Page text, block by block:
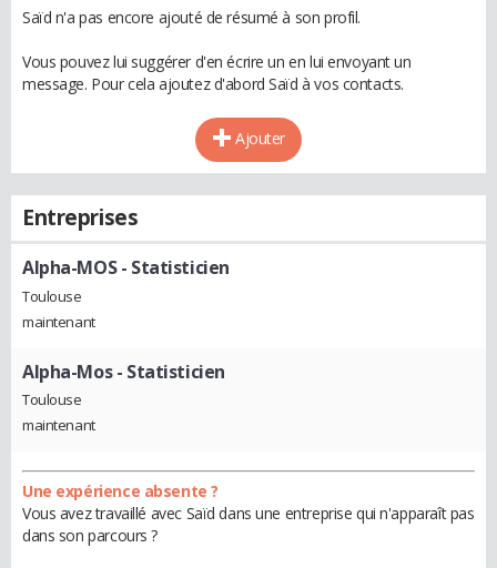
Saïd n'a pas encore ajouté de résumé à son profil.
Vous pouvez lui suggérer d'en écrire un en lui envoyant un
message. Pour cela ajoutez d'abord Saïd à vos contacts.
Ajouter
Entreprises
Alpha-MOS- Statisticien
Toulouse
maintenant
Alpha-Mos- Statisticien
Toulouse
maintenant
Une expérience absente ?
Vous avez travaillé avec Saïd dans une entreprise qui n'apparaît pas
dans son parcours ?